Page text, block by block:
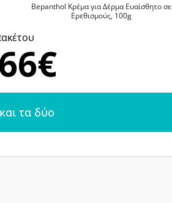
Bepanthol Κρέμα για Δέρμα Ευαίσθητο σε
Ερεθισμούς, 100g
τα δύο